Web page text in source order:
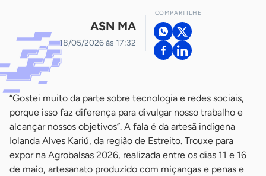
ASN MA
18/05/2026 às 17:32
COMPARTILHE
“Gostei muito da parte sobre tecnologia e redes sociais,
porque isso faz diferença para divulgar nosso trabalho e
alcançar nossos objetivos”. A fala é da artesã indígena
Iolanda Alves Kariú, da região de Estreito. Trouxe para
expor na Agrobalsas 2026, realizada entre os dias 11 e 16
de maio, artesanato produzido com miçangas e penas e